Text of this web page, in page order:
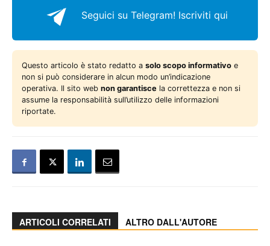
Seguici su Telegram! Iscriviti qui
Questo articolo è stato redatto a solo scopo informativo e
non si può considerare in alcun modo un’indicazione
operativa. Il sito web non garantisce la correttezza e non si
assume la responsabilità sull’utilizzo delle informazioni
riportate.
ARTICOLI CORRELATI ALTRO DALL'AUTORE